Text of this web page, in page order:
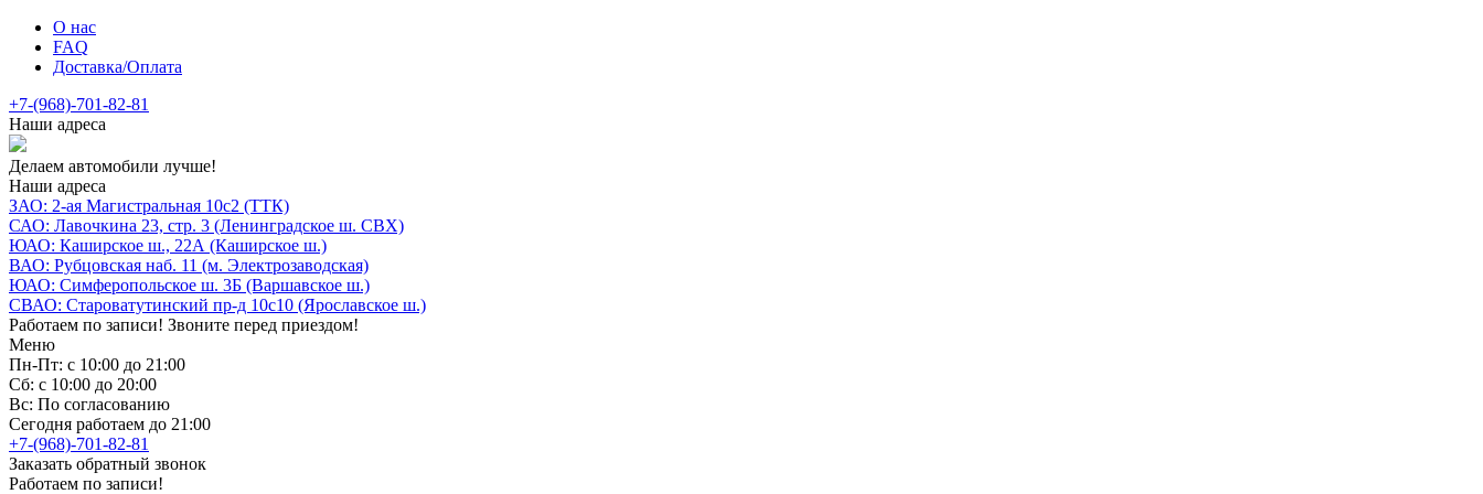
О нас
FAQ
Доставка/Оплата
+7-(968)-701-82-81
Наши адреса
Делаем автомобили лучше!
Наши адреса
ЗАО: 2-ая Магистральная 10с2 (ТТК)
САО: Лавочкина 23, стр. 3 (Ленинградское ш. СВХ)
ЮАО: Каширское ш., 22А (Каширское ш.)
ВАО: Рубцовская наб. 11 (м. Электрозаводская)
ЮАО: Симферопольское ш. 3Б (Варшавское ш.)
СВАО: Староватутинский пр-д 10с10 (Ярославское ш.)
Работаем по записи! Звоните перед приездом!
Меню
Пн-Пт: с 10:00 до 21:00
Сб: с 10:00 до 20:00
Вс: По согласованию
Сегодня работаем до 21:00
+7-(968)-701-82-81
Заказать обратный звонок
Работаем по записи!